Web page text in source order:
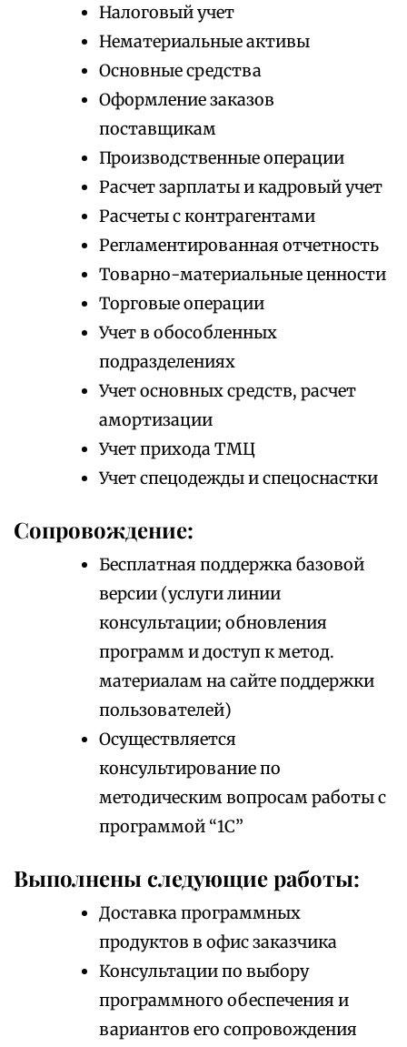
Налоговый учет
Нематериальные активы
Основные средства
Оформление заказов
поставщикам
Производственные операции
Расчет зарплаты и кадровый учет
Расчеты с контрагентами
Регламентированная отчетность
Товарно-материальные ценности
Торговые операции
Учет в обособленных
подразделениях
Учет основных средств, расчет
амортизации
Учет прихода ТМЦ
Учет спецодежды и спецоснастки
Сопровождение:
Бесплатная поддержка базовой
версии (услуги линии
консультации; обновления
программ и доступ к метод.
материалам на сайте поддержки
пользователей)
Осуществляется
консультирование по
методическим вопросам работы с
программой “1С”
Выполнены следующие работы:
Доставка программных
продуктов в офис заказчика
Консультации по выбору
программного обеспечения и
вариантов его сопровождения